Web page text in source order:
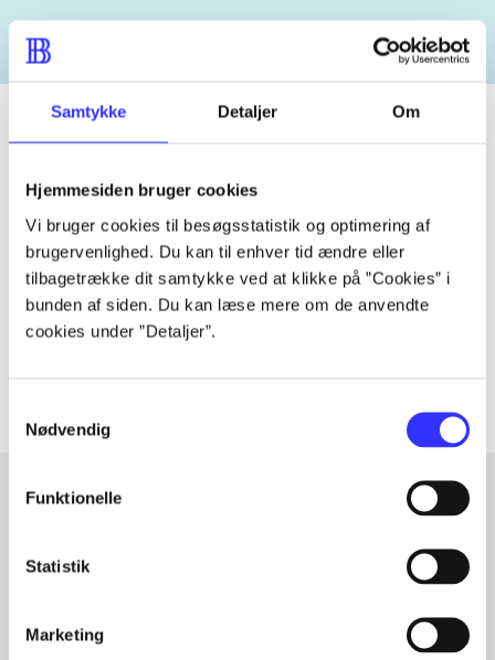
Samtykke Detaljer Om
Hjemmesiden bruger cookies
Vi bruger cookies til besøgsstatistik og optimering af
brugervenlighed. Du kan til enhver tid ændre eller
tilbagetrække dit samtykke ved at klikke på ”Cookies” i
bunden af siden. Du kan læse mere om de anvendte
cookies under ”Detaljer”.
Nødvendig
Funktionelle
Statistik
Marketing
Tidsskrift
Artiklen er en del af
lorem ipsum dolor sit amet ...
Tidsskrift
Fra